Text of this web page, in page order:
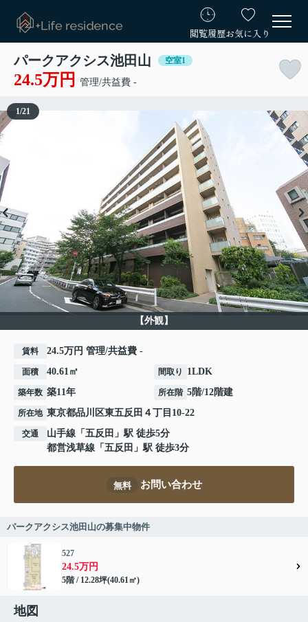
閲覧履歴お気に入り
パークアクシス池田山 空室1
24.5万円 管理/共益費 -
【外観】
1/21
賃料 24.5万円 管理/共益費 -
面積 40.61㎡ 間取り 1LDK
築年数 築11年 所在階 5階/12階建
所在地 東京都品川区東五反田 ４丁目10-22
交通 山手線 「 五反田 」駅 徒歩5分
都営浅草線 「 五反田 」駅 徒歩3分
無料 お問い合わせ
パークアクシス池田山の募集中物件
527
24.5万円
5階 / 12.28坪(40.61㎡)
地図